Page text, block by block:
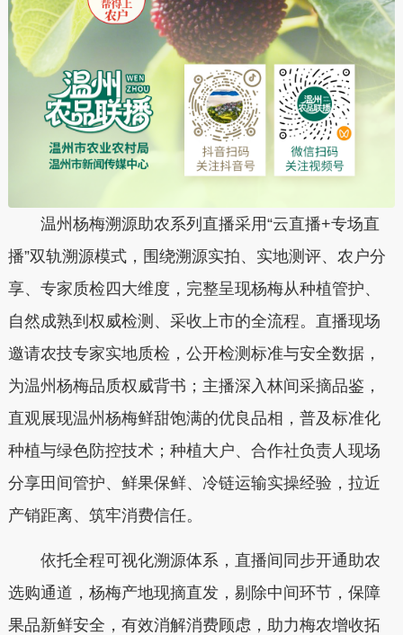
温州杨梅溯源助农系列直播采用“云直播+专场直
播”双轨溯源模式，围绕溯源实拍、实地测评、农户分
享、专家质检四大维度，完整呈现杨梅从种植管护、
自然成熟到权威检测、采收上市的全流程。直播现场
邀请农技专家实地质检，公开检测标准与安全数据，
为温州杨梅品质权威背书；主播深入林间采摘品鉴，
直观展现温州杨梅鲜甜饱满的优良品相，普及标准化
种植与绿色防控技术；种植大户、合作社负责人现场
分享田间管护、鲜果保鲜、冷链运输实操经验，拉近
产销距离、筑牢消费信任。
依托全程可视化溯源体系，直播间同步开通助农
选购通道，杨梅产地现摘直发，剔除中间环节，保障
果品新鲜安全，有效消解消费顾虑，助力梅农增收拓